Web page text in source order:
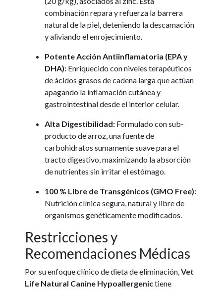
combinación repara y refuerza la barrera
natural de la piel, deteniendo la descamación
y aliviando el enrojecimiento.
Potente Acción Antiinflamatoria (EPA y
DHA): Enriquecido con niveles terapéuticos
de ácidos grasos de cadena larga que actúan
apagando la inflamación cutánea y
gastrointestinal desde el interior celular.
Alta Digestibilidad: Formulado con sub-
producto de arroz, una fuente de
carbohidratos sumamente suave para el
tracto digestivo, maximizando la absorción
de nutrientes sin irritar el estómago.
100 % Libre de Transgénicos (GMO Free):
Nutrición clínica segura, natural y libre de
organismos genéticamente modificados.
Restricciones y
Recomendaciones Médicas
Por su enfoque clínico de dieta de eliminación,Vet
Life Natural Canine Hypoallergenictiene